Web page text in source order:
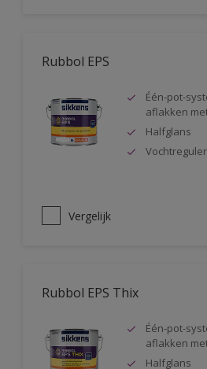
Rubbol EPS
Één-pot-
aflakken
Halfglans
Vergelijk
Rubbol EPS Thix
Één-pot-
aflakken
Halfglans